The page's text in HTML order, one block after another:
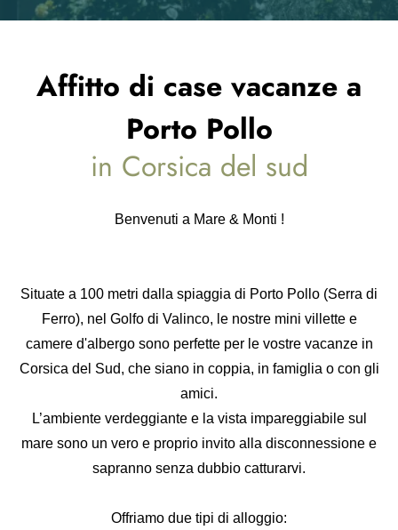
Affitto di case vacanze a
Porto Pollo
in Corsica del sud
Benvenuti a Mare & Monti !
Situate a 100 metri dalla spiaggia di Porto Pollo (Serra di
Ferro), nel Golfo di Valinco, le nostre mini villette e
camere d'albergo sono perfette per le vostre vacanze in
Corsica del Sud, che siano in coppia, in famiglia o con gli
amici.
L’ambiente verdeggiante e la vista impareggiabile sul
mare sono un vero e proprio invito alla disconnessione e
sapranno senza dubbio catturarvi.
Offriamo due tipi di alloggio: